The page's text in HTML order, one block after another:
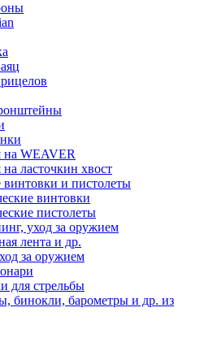
на WEAVER
ласточкин хвост
и пистолеты
винтовки
пистолеты
уход за оружием
лента и др.
за оружием
для стрельбы
бинокли, барометры и др. из